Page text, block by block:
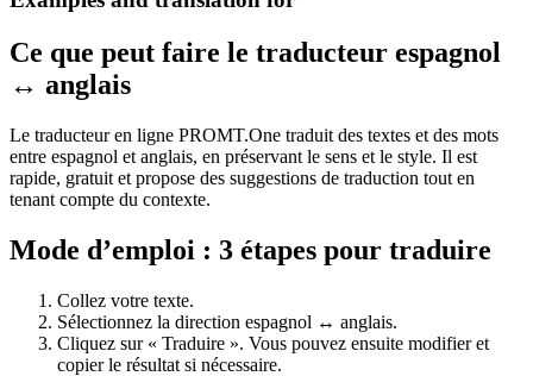
Ce que peut faire le traducteur espagnol
↔ anglais
Le traducteur en ligne PROMT.One traduit des textes et des mots
entre espagnol et anglais, en préservant le sens et le style. Il est
rapide, gratuit et propose des suggestions de traduction tout en
tenant compte du contexte.
Mode d’emploi : 3 étapes pour traduire
Collez votre texte.
Sélectionnez la direction espagnol ↔ anglais.
Cliquez sur « Traduire ». Vous pouvez ensuite modifier et
copier le résultat si nécessaire.